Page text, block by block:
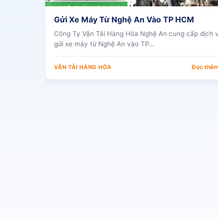
Gửi Xe Máy Từ Nghệ An Vào TP HCM
Công Ty Vận Tải Hàng Hóa Nghệ An cung cấp dịch
gửi xe máy từ Nghệ An vào TP…
VẬN TẢI HÀNG HÓA Đọc